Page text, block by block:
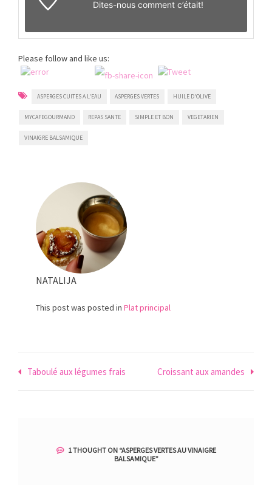
Dites-nous comment c’était!
Please follow and like us:
ASPERGES CUITES A L'EAU ASPERGES VERTES HUILE D'OLIVE
MYCAFEGOURMAND REPAS SANTE SIMPLE ET BON VEGETARIEN
VINAIGRE BALSAMIQUE
NATALIJA
This post was posted in Plat principal
Navigation
Taboulé aux légumes frais Croissant aux amandes
1 THOUGHT ON “ASPERGES VERTES AU VINAIGRE
BALSAMIQUE”